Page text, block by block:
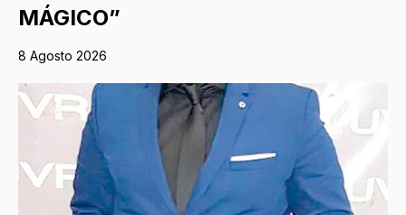
MÁGICO”
8 Agosto 2026